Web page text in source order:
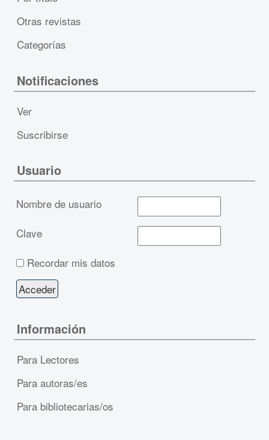
Otras revistas
Categorías
Notificaciones
Ver
Suscribirse
Usuario
Nombre de usuario
Clave
Recordar mis datos
Información
Para Lectores
Para autoras/es
Para bibliotecarias/os